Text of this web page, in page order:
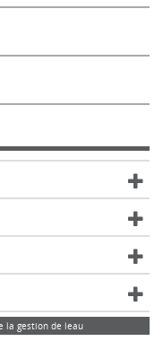
la gestion de leau